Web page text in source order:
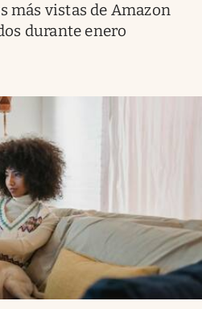
más vistas de Amazon
durante enero